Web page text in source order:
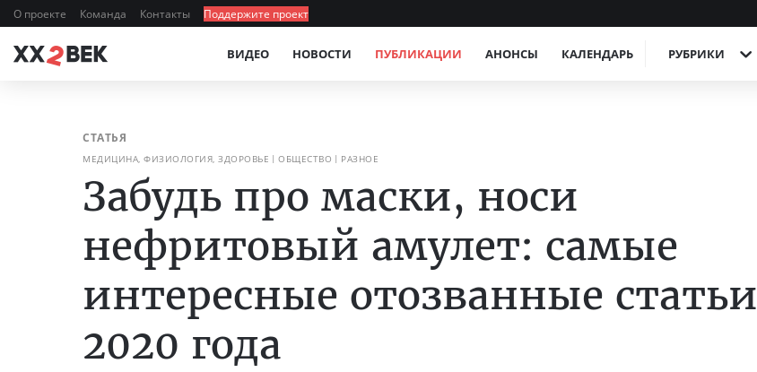
О проекте Команда Контакты Поддержите проект
ВИДЕО НОВОСТИ ПУБЛИКАЦИИ АНОНСЫ КАЛЕНДАРЬ РУБРИКИ
СТАТЬЯ
МЕДИЦИНА, ФИЗИОЛОГИЯ, ЗДОРОВЬЕ ОБЩЕСТВО РАЗНОЕ
Забудь про маски, носи
нефритовый амулет: самые
интересные отозванные статьи
2020 года